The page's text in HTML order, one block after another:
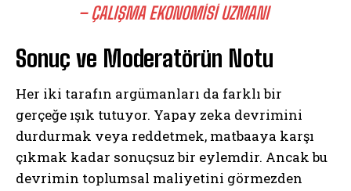
– ÇALIŞMA EKONOMISI UZMANI
Sonuç ve Moderatörün Notu
Her iki tarafın argümanları da farklı bir
gerçeğe ışık tutuyor. Yapay zeka devrimini
durdurmak veya reddetmek, matbaaya karşı
çıkmak kadar sonuçsuz bir eylemdir. Ancak bu
devrimin toplumsal maliyetini görmezden